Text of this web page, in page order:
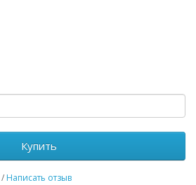
Купить
/ Написать отзыв